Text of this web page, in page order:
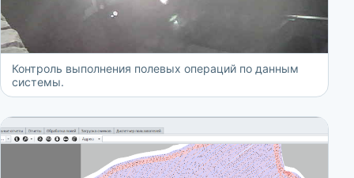
Контроль выполнения полевых операций по данным
системы.